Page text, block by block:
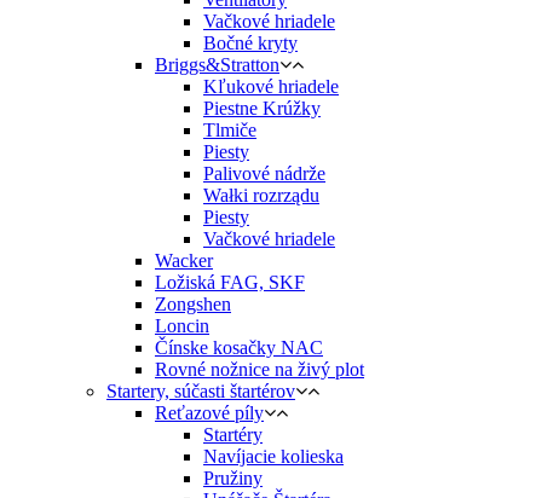
Vačkové hriadele
Bočné kryty
Briggs&Stratton
Kľukové hriadele
Piestne Krúžky
Tlmiče
Piesty
Palivové nádrže
Wałki rozrządu
Piesty
Vačkové hriadele
Wacker
Ložiská FAG, SKF
Zongshen
Loncin
Čínske kosačky NAC
Rovné nožnice na živý plot
Startery, súčasti štartérov
Reťazové píly
Startéry
Navíjacie kolieska
Pružiny